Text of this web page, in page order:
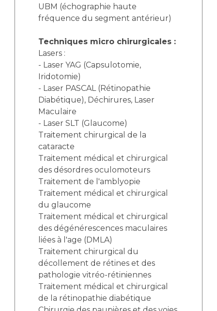
UBM (échographie haute
fréquence du segment antérieur)
Techniques micro chirurgicales :
Lasers :
- Laser YAG (Capsulotomie,
Iridotomie)
- Laser PASCAL (Rétinopathie
Diabétique), Déchirures, Laser
Maculaire
- Laser SLT (Glaucome)
Traitement chirurgical de la
cataracte
Traitement médical et chirurgical
des désordres oculomoteurs
Traitement de l'amblyopie
Traitement médical et chirurgical
du glaucome
Traitement médical et chirurgical
des dégénérescences maculaires
liées à l'age (DMLA)
Traitement chirurgical du
décollement de rétines et des
pathologie vitréo-rétiniennes
Traitement médical et chirurgical
de la rétinopathie diabétique